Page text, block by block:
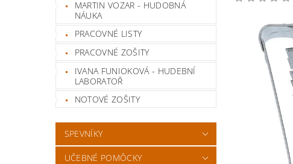
MARTIN VOZAR - HUDOBNÁ
NÁUKA
PRACOVNÉ LISTY
PRACOVNÉ ZOŠITY
IVANA FUNIOKOVÁ - HUDEBNÍ
LABORATOŘ
NOTOVÉ ZOŠITY
SPEVNÍKY
UČEBNÉ POMÔCKY